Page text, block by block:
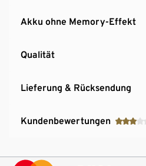
Akku ohne Memory-Effekt
Qualität
Lieferung & Rücksendung
Kundenbewertungen